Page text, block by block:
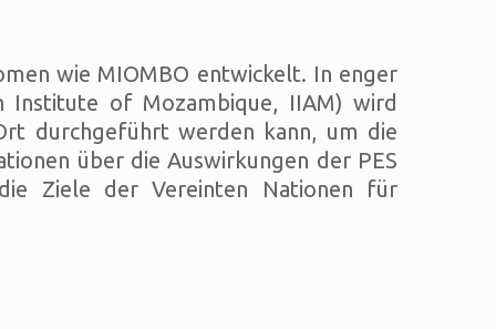
wie MIOMBO entwickelt. In enger
Institute of Mozambique, IIAM) wird
durchgeführt werden kann, um die
über die Auswirkungen der PES
Ziele der Vereinten Nationen für